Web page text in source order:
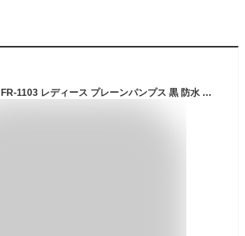
フワラク fuwaraku FR-1103 レディース プレーンパンプス 黒 防水 静音 クッション性 就活 リクルート フォーマル 大きいサイズ対応 25.0cm ブラック TSRC